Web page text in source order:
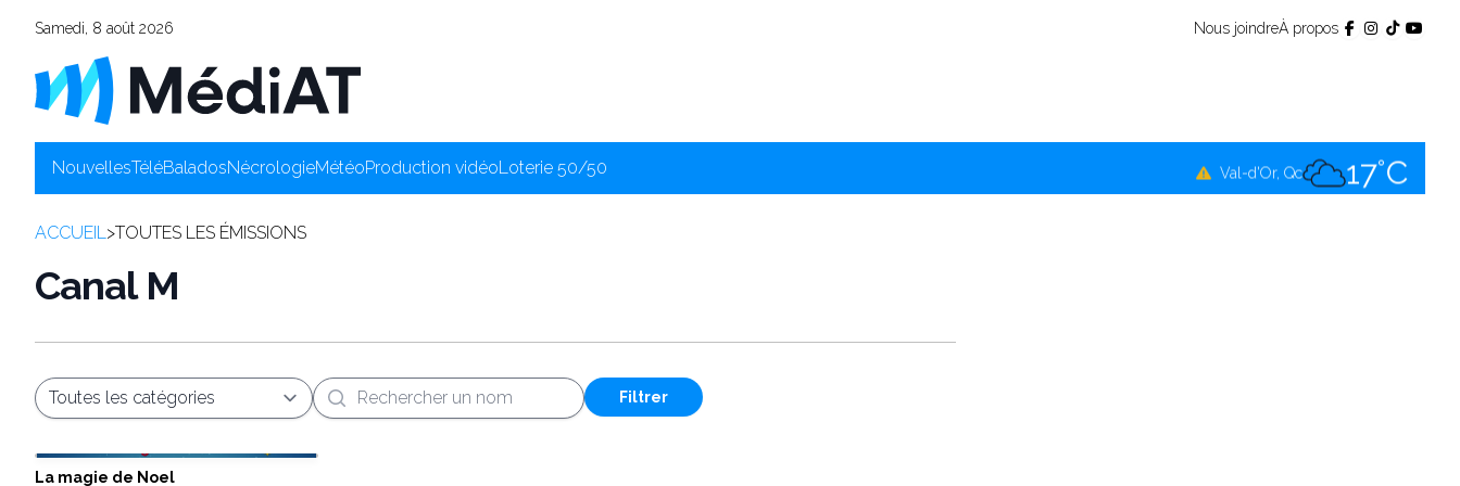
Samedi, 8 août 2026 Nous joindreÀ propos
NouvellesTéléBaladosNécrologieMétéoProduction vidéoLoterie 50/50 Val-d'Or, Qc 17°C
ACCUEIL>TOUTES LES ÉMISSIONS
Canal M
Recherche Filtrer
La magie de Noel